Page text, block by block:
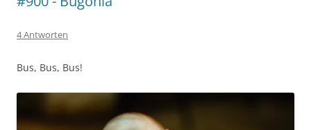
4 Antworten
Bus, Bus, Bus!